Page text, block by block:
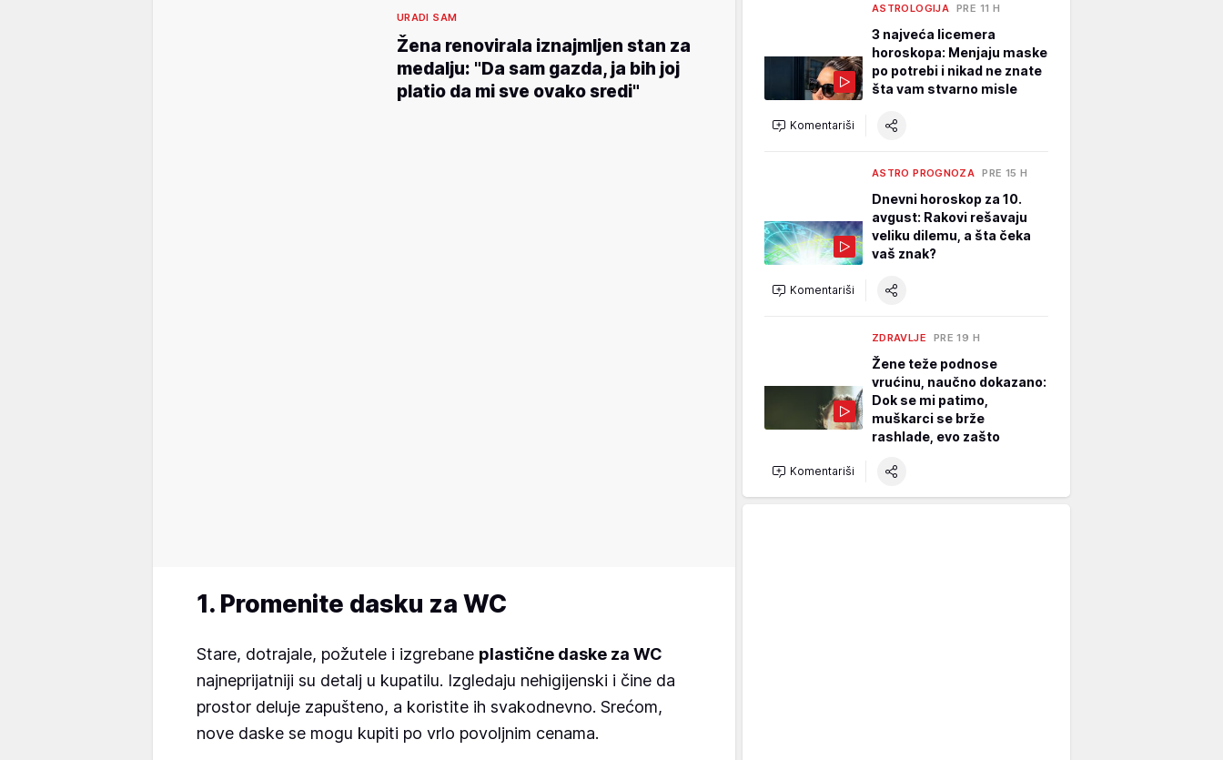
URADI SAM
Žena renovirala iznajmljen stan za
medalju: "Da sam gazda, ja bih joj
platio da mi sve ovako sredi"
1. Promenite dasku za WC
Stare, dotrajale, požutele i izgrebane plastične daske za WC
najneprijatniji su detalj u kupatilu. Izgledaju nehigijenski i čine da
prostor deluje zapušteno, a koristite ih svakodnevno. Srećom,
nove daske se mogu kupiti po vrlo povoljnim cenama.
ASTROLOGIJA PRE 11 H
3 najveća licemera
horoskopa: Menjaju maske
po potrebi i nikad ne znate
šta vam stvarno misle
Komentariši
ASTRO PROGNOZA PRE 15 H
Dnevni horoskop za 10.
avgust: Rakovi rešavaju
veliku dilemu, a šta čeka
vaš znak?
Komentariši
ZDRAVLJE PRE 19 H
Žene teže podnose
vrućinu, naučno dokazano:
Dok se mi patimo,
muškarci se brže
rashlade, evo zašto
Komentariši